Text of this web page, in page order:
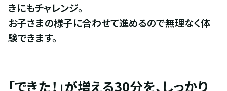
きにもチャレンジ。
お子さまの様子に合わせて進めるので無理なく体
験できます。
「できた！」が増える30分を、しっかり